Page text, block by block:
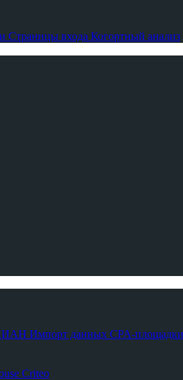
Страницы входа Когортный анализ
Импорт данных CPA-площадки
Criteo